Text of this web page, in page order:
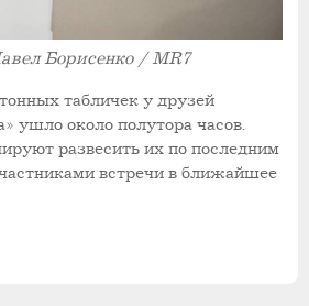
Борисенко / MR7
табличек у друзей
ушло около полутора часов.
развесить их по последним
встречи в ближайшее